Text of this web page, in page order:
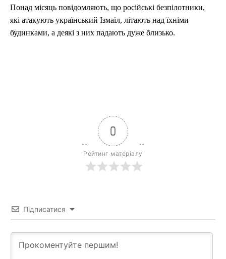
Понад місяць повідомляють, що російські безпілотники,
які атакують український Ізмаїл, літають над їхніми
будинками, а деякі з них падають дуже близько.
0
Рейтинг матеріалу
Підписатися